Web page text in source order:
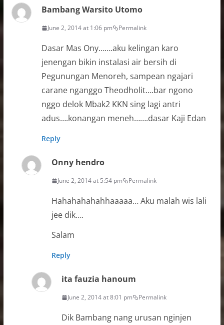
Bambang Warsito Utomo
June 2, 2014 at 1:06 pm Permalink
Dasar Mas Ony…….aku kelingan karo
jenengan bikin instalasi air bersih di
Pegunungan Menoreh, sampean ngajari
carane nganggo Theodholit….bar ngono
nggo delok Mbak2 KKN sing lagi antri
adus….konangan meneh…….dasar Kaji Edan
Reply
Onny hendro
June 2, 2014 at 5:54 pm Permalink
Hahahahahahhaaaaa… Aku malah wis lali
jee dik….
Salam
Reply
ita fauzia hanoum
June 2, 2014 at 8:01 pm Permalink
Dik Bambang nang urusan nginjen